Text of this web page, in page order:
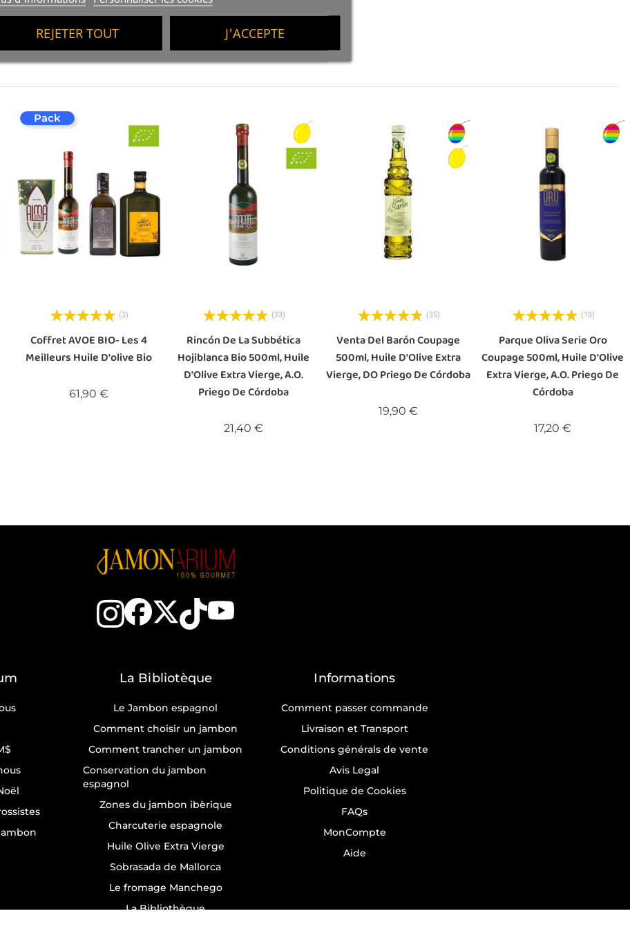
REJETER TOUT J'ACCEPTE
Pack
(3)
Coffret AVOE BIO- Les 4
Meilleurs Huile D'olive Bio
61,90 €Prix
(33)
Rincón De La Subbética
Hojiblanca Bio 500ml, Huile
D'Olive Extra Vierge, A.O.
Priego De Córdoba
21,40 €Prix
(35)
Venta Del Barón Coupage
500ml, Huile D'Olive Extra
Vierge, DO Priego De Córdoba
19,90 €Prix
(18)
Parque Oliva Serie Oro
Coupage 500ml, Huile D'Olive
Extra Vierge, A.O. Priego De
Córdoba
17,20 €
La Bibliotèque
Le Jambon espagnol
Comment choisir un jambon
Comment trancher un jambon
Conservation du jambon
espagnol
Zones du jambon ibèrique
Charcuterie espagnole
Huile Olive Extra Vierge
Sobrasada de Mallorca
Le fromage Manchego
La Bibliothèque
Informations
Comment passer commande
Livraison et Transport
Conditions générals de vente
Avis Legal
Politique de Cookies
FAQs
MonCompte
Aide